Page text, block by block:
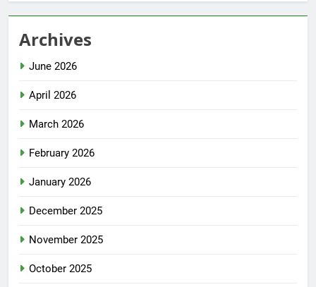
Archives
June 2026
April 2026
March 2026
February 2026
January 2026
December 2025
November 2025
October 2025